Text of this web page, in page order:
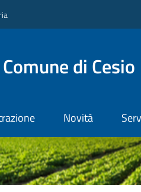
Comune di Cesio
Novità